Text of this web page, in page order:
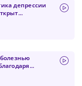
депрессии